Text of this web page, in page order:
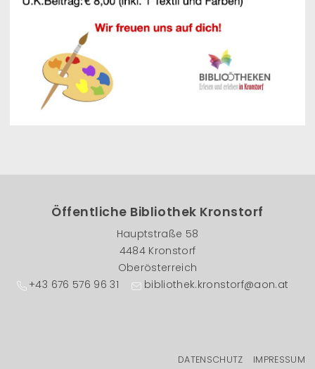
Öffentliche Bibliothek Kronstorf
Hauptstraße 58
4484 Kronstorf
Oberösterreich
+43 676 576 96 31
bibliothek.kronstorf@aon.at
DATENSCHUTZ IMPRESSUM